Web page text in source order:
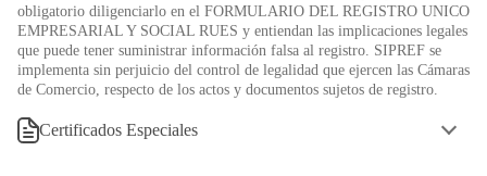
obligatorio diligenciarlo en el FORMULARIO DEL REGISTRO UNICO
EMPRESARIAL Y SOCIAL RUES y entiendan las implicaciones legales
que puede tener suministrar información falsa al registro. SIPREF se
implementa sin perjuicio del control de legalidad que ejercen las Cámaras
de Comercio, respecto de los actos y documentos sujetos de registro.
Certificados Especiales